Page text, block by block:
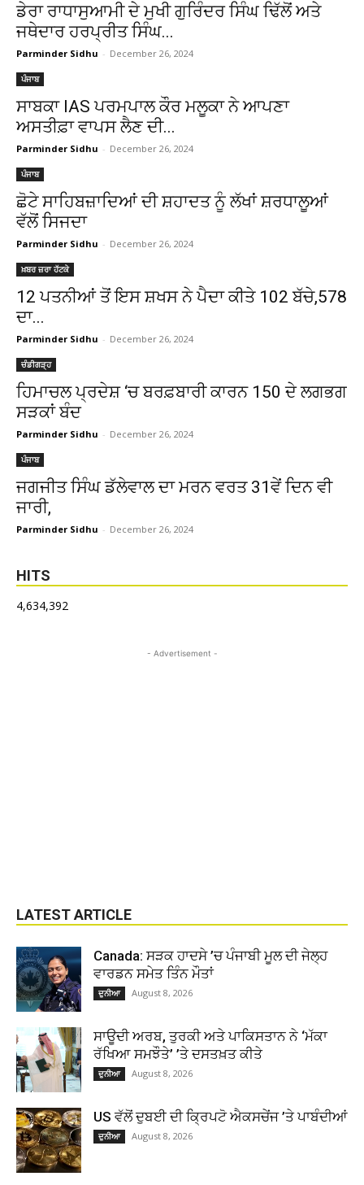
ਡੇਰਾ ਰਾਧਾਸੁਆਮੀ ਦੇ ਮੁਖੀ ਗੁਰਿੰਦਰ ਸਿੰਘ ਢਿੱਲੋਂ ਅਤੇ
ਜਥੇਦਾਰ ਹਰਪ੍ਰੀਤ ਸਿੰਘ...
Parminder Sidhu - December 26, 2024
ਪੰਜਾਬ
ਸਾਬਕਾ IAS ਪਰਮਪਾਲ ਕੌਰ ਮਲੂਕਾ ਨੇ ਆਪਣਾ
ਅਸਤੀਫ਼ਾ ਵਾਪਸ ਲੈਣ ਦੀ...
Parminder Sidhu - December 26, 2024
ਪੰਜਾਬ
ਛੋਟੇ ਸਾਹਿਬਜ਼ਾਦਿਆਂ ਦੀ ਸ਼ਹਾਦਤ ਨੂੰ ਲੱਖਾਂ ਸ਼ਰਧਾਲੂਆਂ
ਵੱਲੋਂ ਸਿਜਦਾ
Parminder Sidhu - December 26, 2024
ਖ਼ਬਰ ਜ਼ਰਾ ਹੱਟਕੇ
12 ਪਤਨੀਆਂ ਤੋਂ ਇਸ ਸ਼ਖਸ ਨੇ ਪੈਦਾ ਕੀਤੇ 102 ਬੱਚੇ,578
ਦਾ...
Parminder Sidhu - December 26, 2024
ਚੰਡੀਗੜ੍ਹ
ਹਿਮਾਚਲ ਪ੍ਰਦੇਸ਼ ‘ਚ ਬਰਫ਼ਬਾਰੀ ਕਾਰਨ 150 ਦੇ ਲਗਭਗ
ਸੜਕਾਂ ਬੰਦ
Parminder Sidhu - December 26, 2024
ਪੰਜਾਬ
ਜਗਜੀਤ ਸਿੰਘ ਡੱਲੇਵਾਲ ਦਾ ਮਰਨ ਵਰਤ 31ਵੇਂ ਦਿਨ ਵੀ
ਜਾਰੀ,
Parminder Sidhu - December 26, 2024
HITS
4,634,392
- Advertisement -
LATEST ARTICLE
Canada: ਸੜਕ ਹਾਦਸੇ ’ਚ ਪੰਜਾਬੀ ਮੂਲ ਦੀ ਜੇਲ੍ਹ
ਵਾਰਡਨ ਸਮੇਤ ਤਿੰਨ ਮੌਤਾਂ
ਦੁਨੀਆ August 8, 2026
ਸਾਊਦੀ ਅਰਬ, ਤੁਰਕੀ ਅਤੇ ਪਾਕਿਸਤਾਨ ਨੇ ‘ਮੱਕਾ
ਰੱਖਿਆ ਸਮਝੌਤੇ’ ’ਤੇ ਦਸਤਖ਼ਤ ਕੀਤੇ
ਦੁਨੀਆ August 8, 2026
US ਵੱਲੋਂ ਦੁਬਈ ਦੀ ਕ੍ਰਿਪਟੋ ਐਕਸਚੇਂਜ ’ਤੇ ਪਾਬੰਦੀਆਂ
ਦੁਨੀਆ August 8, 2026